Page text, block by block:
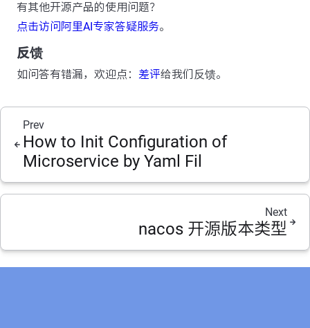
有其他开源产品的使用问题？
点击访问阿里AI专家答疑服务。
反馈
如问答有错漏，欢迎点： 差评给我们反馈。
Prev
How to Init Configuration of
Microservice by Yaml Fil
Next
nacos 开源版本类型